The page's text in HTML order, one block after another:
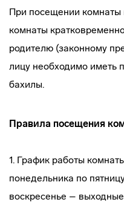
При посещении комнаты
комнаты
родителю (законному
лицу необходимо иметь
бахилы.
Правила посещения
1. График работы
понедельника по
воскресенье –